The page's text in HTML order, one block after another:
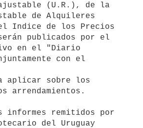
(U.R.), de la
de Alquileres
Indice de los Precios
serán publicados por el
en el "Diario
con el
aplicar sobre los
arrendamientos.
informes remitidos por
del Uruguay